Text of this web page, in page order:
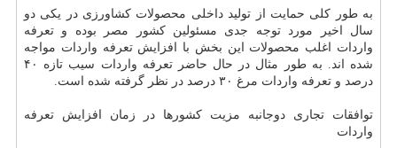
به طور كلی حمایت از تولید داخلی محصولات كشاورزی در یكی دو
سال اخیر مورد توجه جدی مسئولین كشور مصر بوده و تعرفه
واردات اغلب محصولات این بخش با افزایش تعرفه واردات مواجه
شده اند. به طور مثال در حال حاضر تعرفه واردات سیب تازه ۴۰
درصد و تعرفه واردات مرغ ۳۰ درصد در نظر گرفته شده است.
توافقات تجاری دوجانبه مزیت كشورها در زمان افزایش تعرفه
واردات